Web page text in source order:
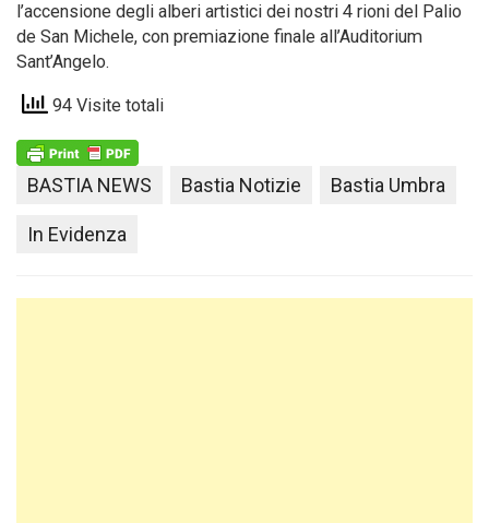
l’accensione degli alberi artistici dei nostri 4 rioni del Palio
de San Michele, con premiazione finale all’Auditorium
Sant’Angelo.
94 Visite totali
BASTIA NEWS Bastia Notizie Bastia Umbra
In Evidenza